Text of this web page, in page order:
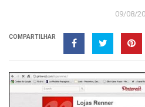
09/08/
COMPARTILHAR